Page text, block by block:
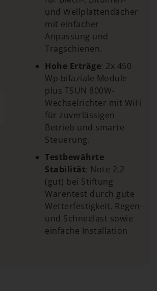
und Wellplattendächer
mit einfacher
Anpassung und
Tragschienen.
Hohe Erträge: 2x 450
Wp bifaziale Module
plus TSUN 800W-
Wechselrichter mit WiFi
für zuverlässigen
Betrieb und smarte
Steuerung.
Testbewährte
Stabilität: Note 2,2
(gut) bei Stiftung
Warentest durch gute
Wetterfestigkeit, Regen-
und Schneelast sowie
einfache Installation